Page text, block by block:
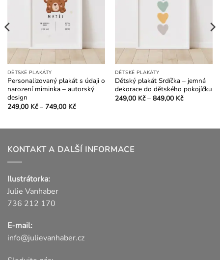
DĚTSKÉ PLAKÁTY
Personalizovaný plakát s údaji o
narození miminka – autorský
design
249,00 Kč – 749,00 KčRozpětí
749,00 Kč
více
Možnosti
lze
vybrat
na
stránce
DĚTSKÉ PLAKÁTY
Dětský plakát Srdíčka – jemná
dekorace do dětského pokojíčku
249,00 Kč – 849,00 KčRozpětí
má
variant.
KONTAKT A DALŠÍ INFORMACE
Ilustrátorka:
Julie Vanhaber
736 212 170
E-mail:
info@julievanhaber.cz